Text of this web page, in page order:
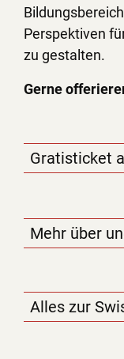
Perspektiven
zu gestalten.
Gerne
Gratisticket
Mehr über
Alles zur